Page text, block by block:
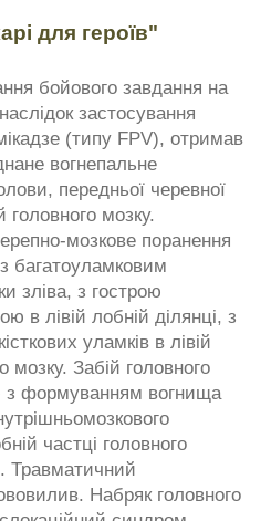
для героїв"
бойового завдання на
застосування
(типу FPV), отримав
вогнепальне
передньої черевної
головного мозку.
мозкове поранення
з багатоуламковим
зліва, з гострою
в лівій лобній ділянці, з
уламків в лівій
мозку. Забій головного
з формуванням вогнища
частці головного
Травматичний
Набряк головного